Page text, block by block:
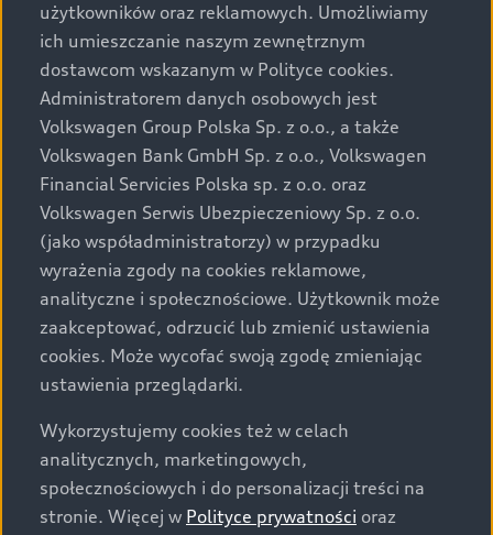
Audi zastrzega sobie możliwość wprowadzenia zmian w
prezentowanych wersjach. Przedstawione detale
wyposażenia mogą różnić się od specyfikacji
przewidzianej na rynek polski. Zamieszczone zdjęcia
mogą przedstawiać wyposażenie opcjonalne, dostępne
za dopłatą. Wiążące ustalenie ceny, wyposażenia i
specyfikacji pojazdu następują w umowie sprzedaży, a
określenie parametrów technicznych zawiera
świadectwo homologacji typu pojazdu. Zastrzegamy
sobie prawo do zmian i pomyłek. Wszelkie informacje
prezentowane na stronie są aktualne na dzień ich
zamieszczania. W celu uzyskania najnowszych
informacji prosimy kontaktować się z Partnerem Marki
Audi.
Wszystkie produkowane obecnie samochody marki Audi
są wykonywane z materiałów spełniających pod
względem możliwości odzysku i recyklingu wymagania
określone w normie ISO 22628 i są zgodne z
użytkowników oraz reklamowych. Umożliwiamy
ich umieszczanie naszym zewnętrznym
dostawcom wskazanym w Polityce cookies.
Administratorem danych osobowych jest
Volkswagen Group Polska Sp. z o.o., a także
Volkswagen Bank GmbH Sp. z o.o., Volkswagen
Financial Servicies Polska sp. z o.o. oraz
Volkswagen Serwis Ubezpieczeniowy Sp. z o.o.
(jako współadministratorzy) w przypadku
wyrażenia zgody na cookies reklamowe,
analityczne i społecznościowe. Użytkownik może
zaakceptować, odrzucić lub zmienić ustawienia
cookies. Może wycofać swoją zgodę zmieniając
ustawienia przeglądarki.
Wykorzystujemy cookies też w celach
analitycznych, marketingowych,
społecznościowych i do personalizacji treści na
stronie. Więcej w Polityce prywatności oraz